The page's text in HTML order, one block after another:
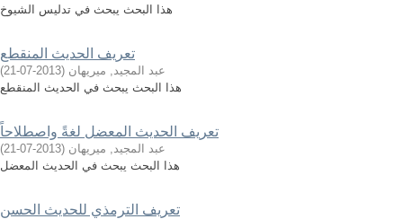
هذا البحث يبحث في تدليس الشيوخ
تعريف الحديث المنقطع
عبد المجيد, ميريهان (
2013-07-21
)
هذا البحث يبحث في الحديث المنقطع
تعريف الحديث المعضل لغةً واصطلاحاً
عبد المجيد, ميريهان (
2013-07-21
)
هذا البحث يبحث في الحديث المعضل
تعريف الترمذي للحديث الحسن